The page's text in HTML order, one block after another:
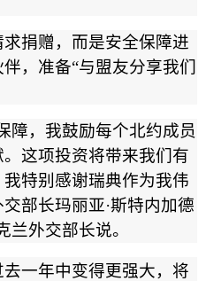
捐赠，而是安全保障进
，准备“与盟友分享我们
障，我鼓励每个北约成员
这项投资将带来我们有
特别感谢瑞典作为我伟
部长玛丽亚·斯特内加德
兰外交部长说。
一年中变得更强大，将